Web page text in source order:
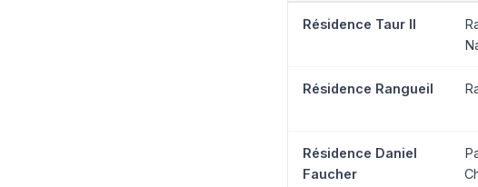
Résidence Taur II
Résidence Rangueil
Résidence Daniel
Faucher